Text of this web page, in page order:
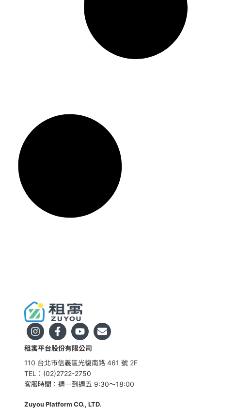
租寓平台股份有限公司
110 台北市信義區光復南路 461 號 2F
TEL：(02)2722-2750
客服時間：週一到週五 9:30～18:00
Zuyou Platform CO., LTD.